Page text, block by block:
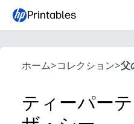
Printables
ホーム>コレクション>父
ティーパー